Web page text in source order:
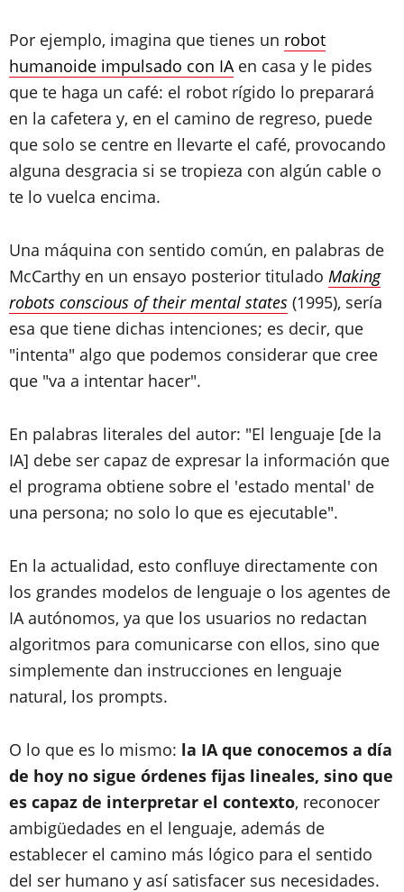
Por ejemplo, imagina que tienes un robot
humanoide impulsado con IAen casa y le pides
que te haga un café: el robot rígido lo preparará
en la cafetera y, en el camino de regreso, puede
que solo se centre en llevarte el café, provocando
alguna desgracia si se tropieza con algún cable o
te lo vuelca encima.
Una máquina con sentido común, en palabras de
McCarthy en un ensayo posterior titulado Making
robots conscious of their mental states (1995), sería
esa que tiene dichas intenciones; es decir, que
"intenta" algo que podemos considerar que cree
que "va a intentar hacer".
En palabras literales del autor: "El lenguaje [de la
IA] debe ser capaz de expresar la información que
el programa obtiene sobre el 'estado mental' de
una persona; no solo lo que es ejecutable".
En la actualidad, esto confluye directamente con
los grandes modelos de lenguaje o los agentes de
IA autónomos, ya que los usuarios no redactan
algoritmos para comunicarse con ellos, sino que
simplemente dan instrucciones en lenguaje
natural, los prompts.
O lo que es lo mismo: la IA que conocemos a día
de hoy no sigue órdenes fijas lineales, sino que
es capaz de interpretar el contexto, reconocer
ambigüedades en el lenguaje, además de
establecer el camino más lógico para el sentido
del ser humano y así satisfacer sus necesidades.